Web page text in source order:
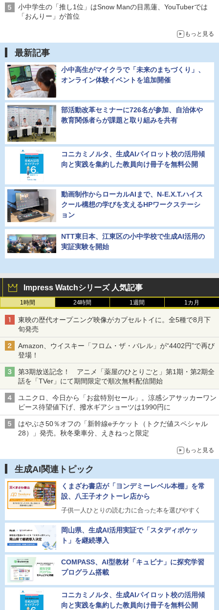
小中学生の「推し1位」はSnow Manの目黒蓮、YouTuberでは
「おんりー」が首位
もっと見る
最新記事
小中高生がマイクラで「未来のまちづくり」、
オンライン体験イベントを追加開催
部活動改革セミナーに726名が参加、自治体や
教育関係者らが課題と取り組みを共有
コニカミノルタ、生成AIパイロット校の活用傾
向と実践を集約した教員向け冊子を無料公開
動画制作からローカルAIまで、N-E.X.T.ハイス
クール構想の学びを支えるHPワークステーシ
ョン
NTT東日本、江東区の小中学校で生成AI活用の
実証実験を開始
Impress Watchシリーズ 人気記事
1時間 24時間 1週間 1カ月
東映の歴代オープニング映像がカプセルトイに。全5種で8月下
旬発売
Amazon、ウイスキー「フロム・ザ・バレル」が“4402円”で再び
登場！
第3期放送記念！ アニメ「薬屋のひとりごと」第1期・第2期全
話を「TVer」にて期間限定で順次無料配信開始
ユニクロ、今日から「お盆特別セール」。涼感シアサッカーワン
ピース待望値下げ、撥水ギアショーツは1990円に
はやぶさ50％オフの「新幹線eチケット（トクだ値スペシャル
28）」発売。秋冬乗車分、えきねっと限定
もっと見る
生成AI関連トピック
くまざわ書店が「ヨンデミーレベル本棚」を常
設、八王子オクトーレ店から
子供一人ひとりの読む力に合った本を選びやすく
岡山県、生成AI活用実証で「スタディポケッ
ト」を継続導入
COMPASS、AI型教材「キュビナ」に探究学習
プログラム搭載
コニカミノルタ、生成AIパイロット校の活用傾
向と実践を集約した教員向け冊子を無料公開